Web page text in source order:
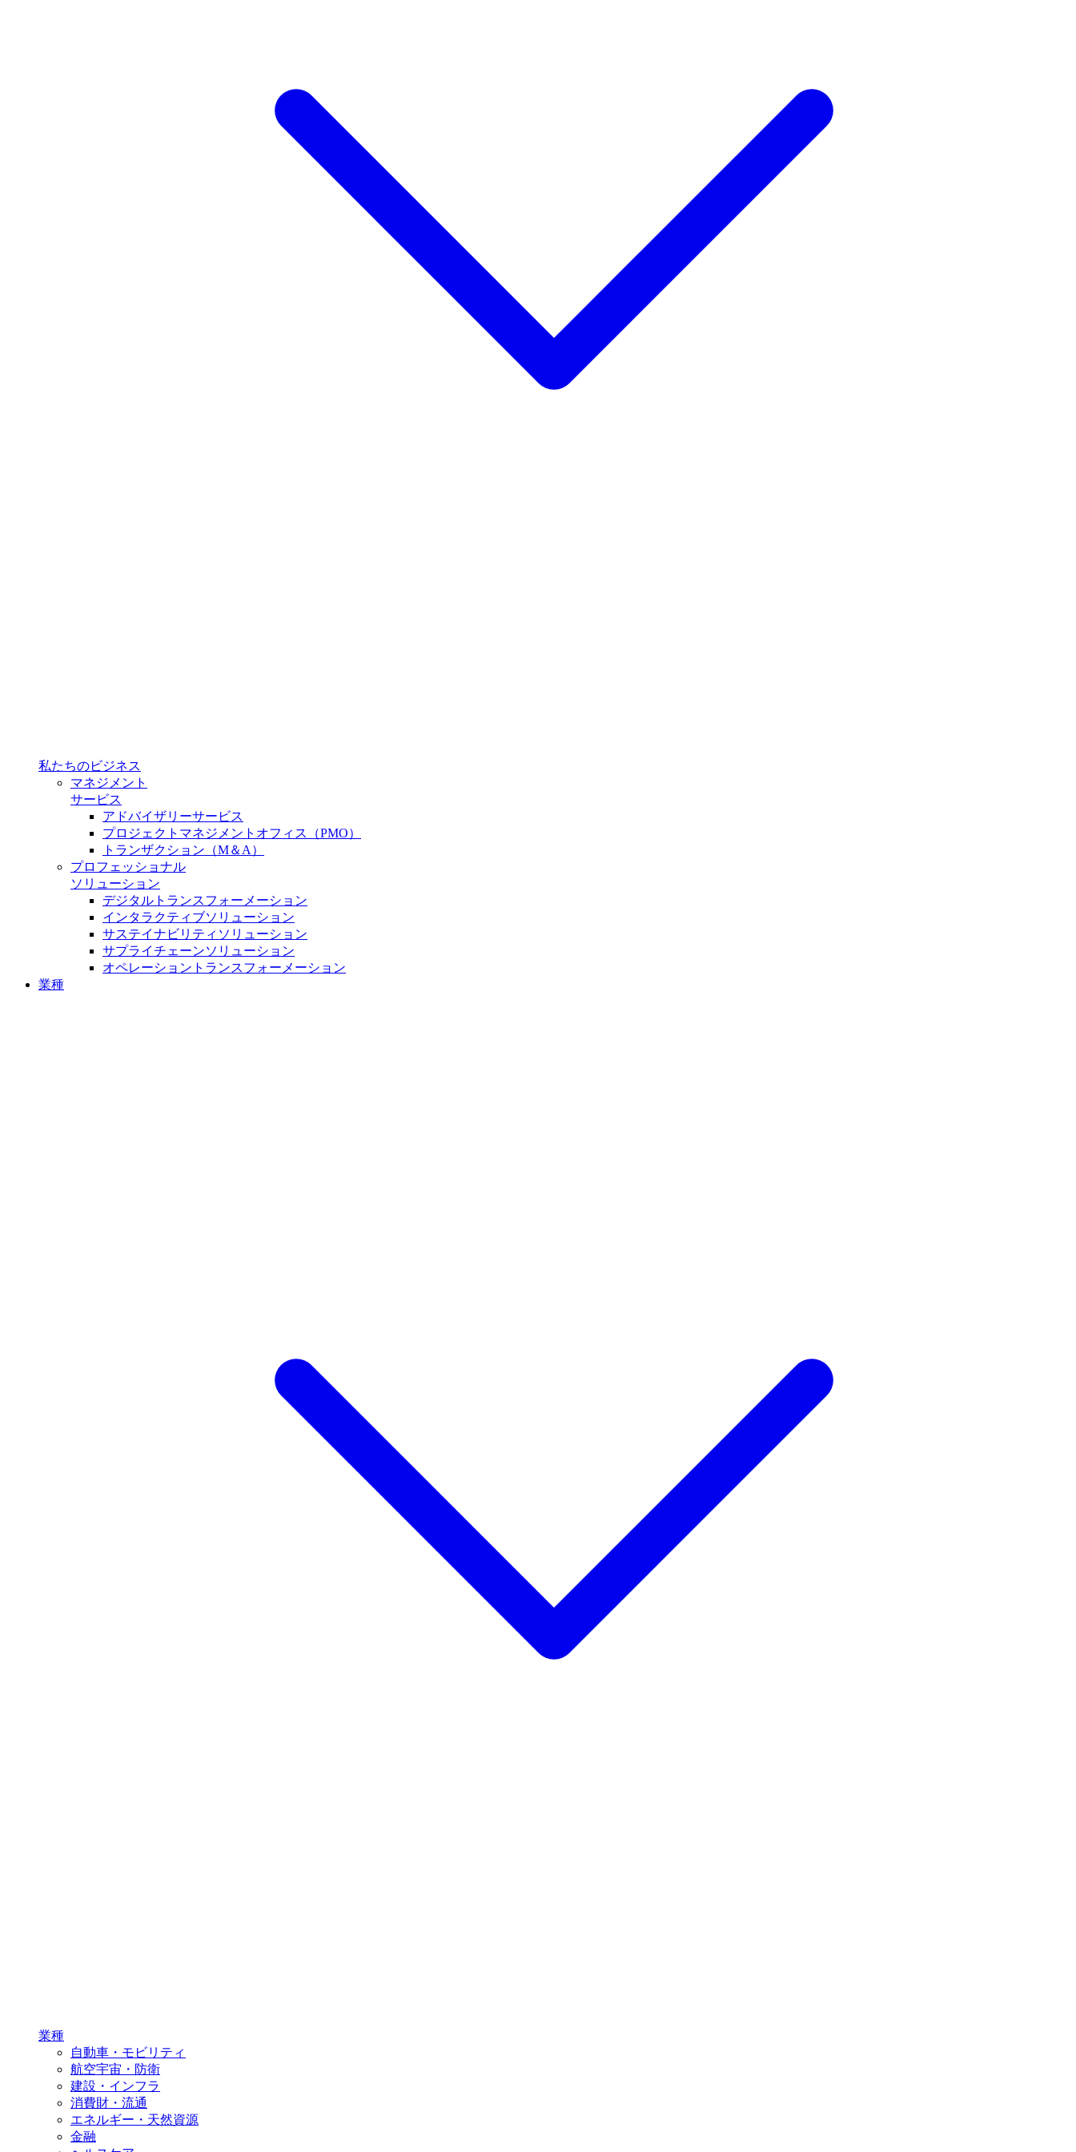
私たちのビジネス
マネジメント
サービス
アドバイザリーサービス
プロジェクトマネジメントオフィス（PMO）
トランザクション（M＆A）
プロフェッショナル
ソリューション
デジタルトランスフォーメーション
インタラクティブソリューション
サステイナビリティソリューション
サプライチェーンソリューション
オペレーショントランスフォーメーション
業種
業種
自動車・モビリティ
航空宇宙・防衛
建設・インフラ
消費財・流通
エネルギー・天然資源
金融